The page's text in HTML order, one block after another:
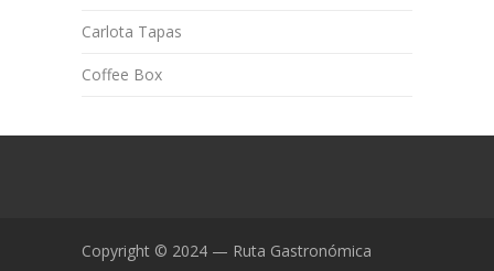
Carlota Tapas
Coffee Box
Copyright © 2024 — Ruta Gastronómica